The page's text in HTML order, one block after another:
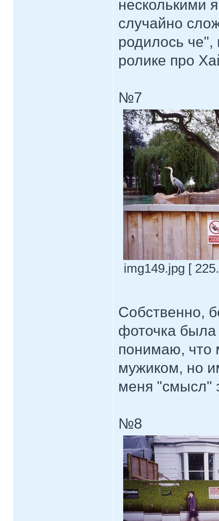
несколькими
случайно
родилось че",
ролике про
№7
img149.jpg [
Собственно,
фоточка
понимаю, что
мужиком, но
меня "смысл"
№8